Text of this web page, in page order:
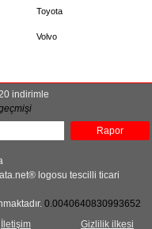
Toyota
Volvo
indirimle
Rapor
logosu tescilli ticari
0.0040640830993652
Gizlilik ilkesi
İletişim